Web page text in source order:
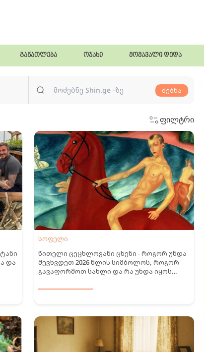
განათლება ოჯახი მომავალი დედა
ძებნა
ფილტრი
და
სოფელი
წითელი ცეცხლოვანი ცხენი - როგორ უნდა
შევხვდეთ 2026 წლის სიმბოლოს, როგორ
გავაფორმოთ სახლი და რა უნდა იყოს